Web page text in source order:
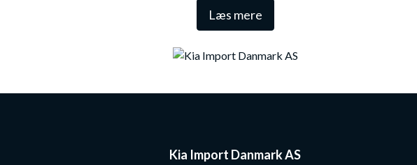
Læs mere
Kia Import Danmark AS